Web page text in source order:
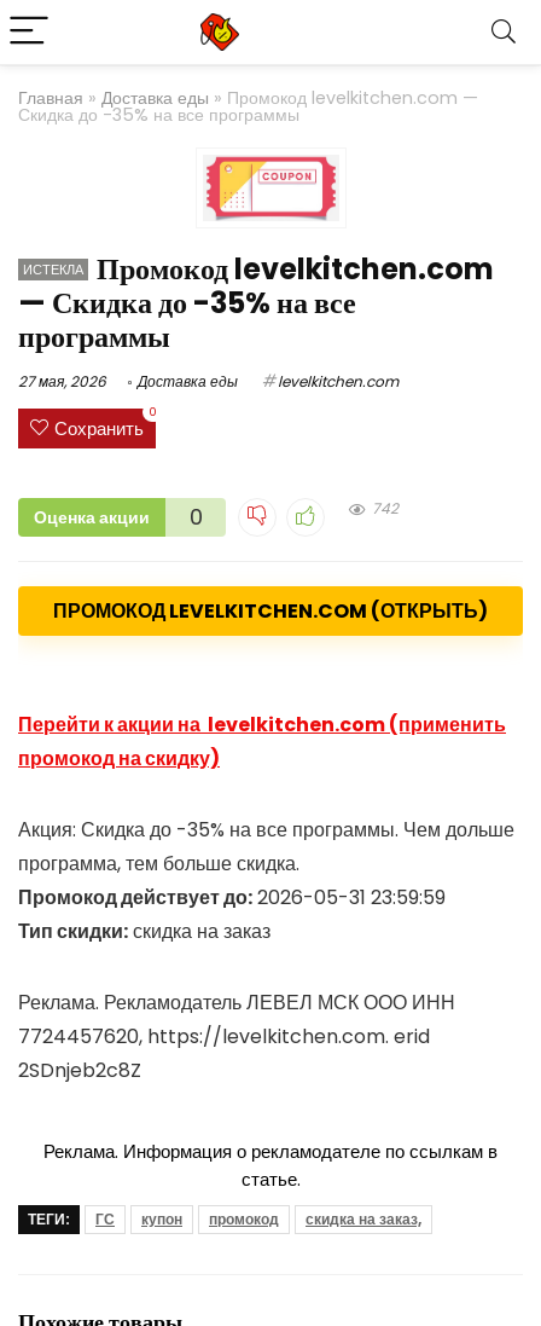
Главная » Доставка еды » Промокод levelkitchen.com —
Скидка до -35% на все программы
ИСТЕКЛА
Промокод levelkitchen.com
— Скидка до -35% на все
программы
27 мая, 2026 Доставка еды levelkitchen.com
Сохранить
0
Оценка акции 0 742
ПРОМОКОД LEVELKITCHEN.COM (ОТКРЫТЬ)
Перейти к акции на levelkitchen.com (применить
промокод на скидку)
Акция: Скидка до -35% на все программы. Чем дольше
программа, тем больше скидка.
Промокод действует до:2026-05-31 23:59:59
Тип скидки:скидка на заказ
Реклама. Рекламодатель ЛЕВЕЛ МСК ООО ИНН
7724457620, https://levelkitchen.com. erid
2SDnjeb2c8Z
Реклама. Информация о рекламодателе по ссылкам в
статье.
ТЕГИ: ГС купон промокод скидка на заказ,